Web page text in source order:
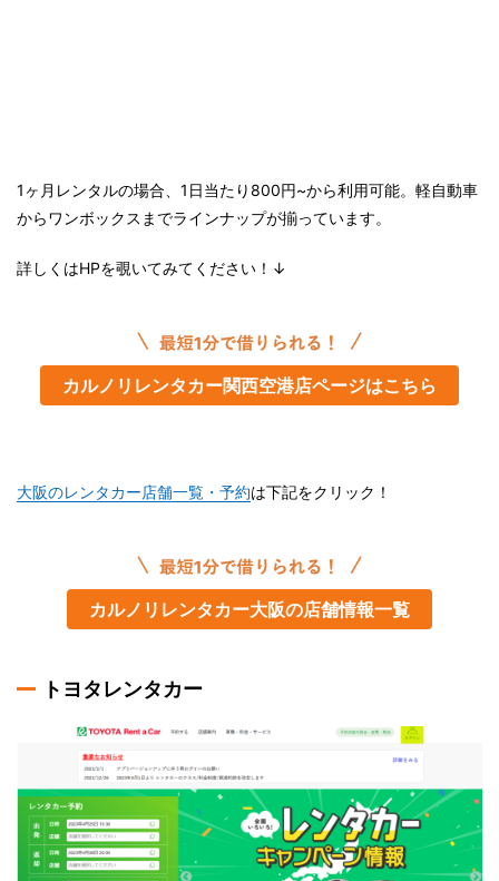
1ヶ月レンタルの場合、1日当たり800円~から利用可能。軽自動車
からワンボックスまでラインナップが揃っています。
詳しくはHPを覗いてみてください！↓
カルノリレンタカー関西空港店ページはこちら
大阪のレンタカー店舗一覧・予約は下記をクリック！
カルノリレンタカー大阪の店舗情報一覧
トヨタレンタカー